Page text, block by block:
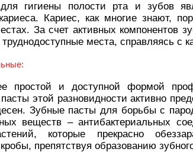
гигиены полости рта и зубов
кариеса. Кариес, как многие знают,
За счет активных компонентов
места, справляясь с
простой и доступной формой
этой разновидности активно
Зубные пасты для борьбы с
веществ – антибактериальных
которые прекрасно
препятствуя образованию